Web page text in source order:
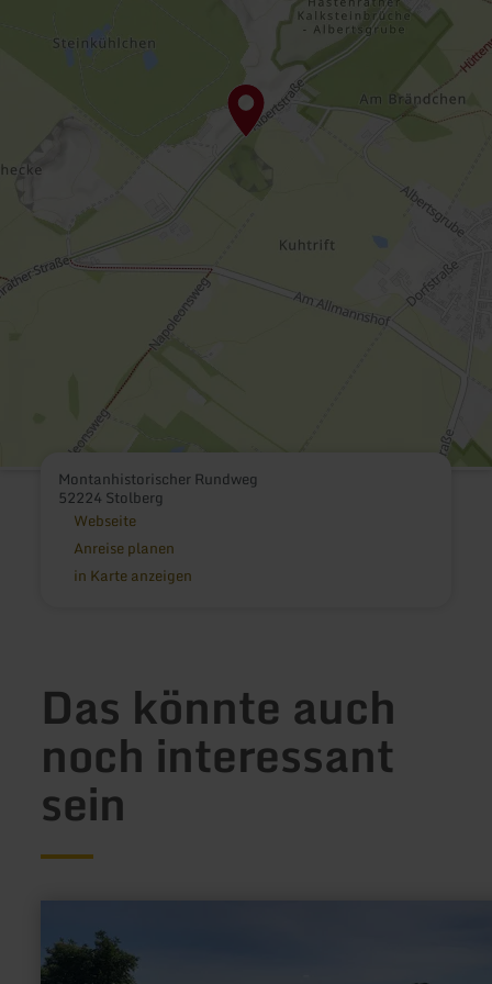
Montanhistorischer Rundweg
52224 Stolberg
Webseite
Anreise planen
in Karte anzeigen
Das könnte auch
noch interessant
sein
zu:
Betriebspunkt
IX